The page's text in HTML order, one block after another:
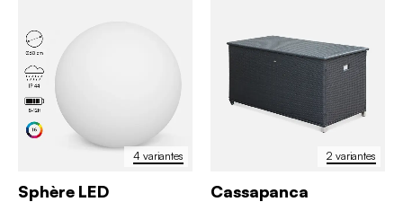
4 variantes
Sphère LED
2 variantes
Cassapanca